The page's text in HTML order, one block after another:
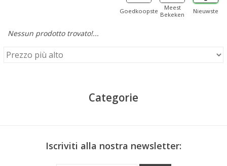
Goedkoopste
Meest
Bekeken
Nieuwste
Nessun prodotto trovato!...
Categorie
Iscriviti alla nostra newsletter: